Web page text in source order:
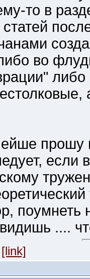
то в
статей
во
прошу
если
....
[link]